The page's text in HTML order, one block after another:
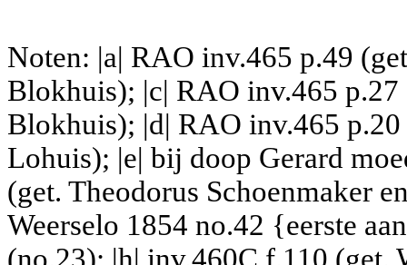
Noten: |a| RAO inv.465 p.49
Blokhuis); |c| RAO inv.465 p.27
Blokhuis); |d| RAO inv.465
Lohuis); |e| bij doop Gerard
(get. Theodorus Schoenmaker
Weerselo 1854 no.42 {eerste